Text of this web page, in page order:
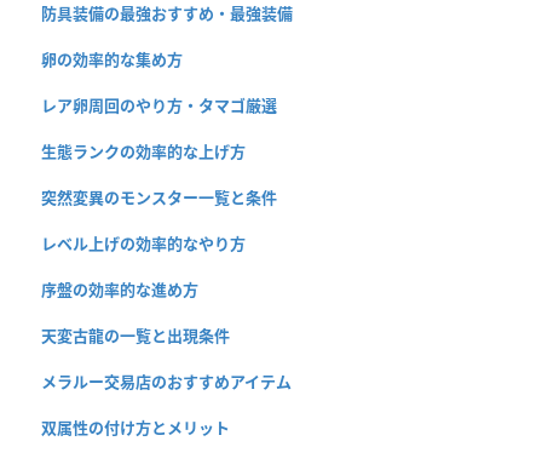
防具装備の最強おすすめ・最強装備
卵の効率的な集め方
レア卵周回のやり方・タマゴ厳選
生態ランクの効率的な上げ方
突然変異のモンスター一覧と条件
レベル上げの効率的なやり方
序盤の効率的な進め方
天変古龍の一覧と出現条件
メラルー交易店のおすすめアイテム
双属性の付け方とメリット